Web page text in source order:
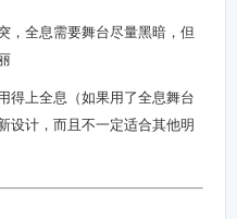
，全息需要舞台尽量黑暗，但
得上全息（如果用了全息舞台
设计，而且不一定适合其他明